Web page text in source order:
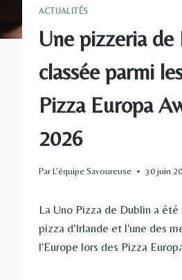
ACTUALITÉS
Une pizzeria
classée parmi
Pizza Europa
2026
ParL'équipe Savoureuse 30 juin
La Uno Pizza de Dublin a
pizza d'Irlande et l'une des
l'Europe lors des Pizza